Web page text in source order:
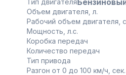
Объем двигателя, л.
Мощность, л.с.
Коробка передач
Количество передач
Тип привода
Разгон от 0 до 100 км/ч, сек.